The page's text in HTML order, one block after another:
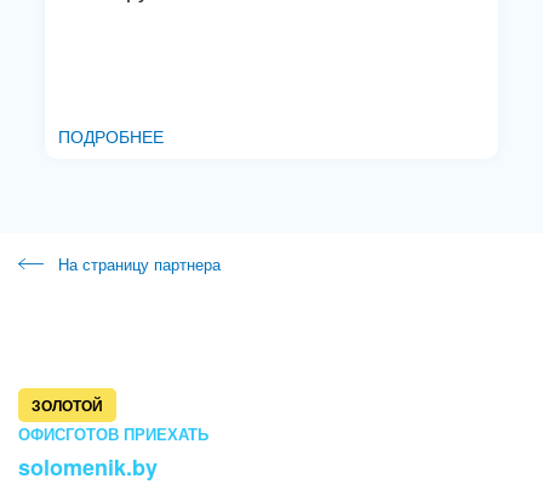
ПОДРОБНЕЕ
На страницу партнера
ЗОЛОТОЙ
ОФИСГОТОВ ПРИЕХАТЬ
solomenik.by